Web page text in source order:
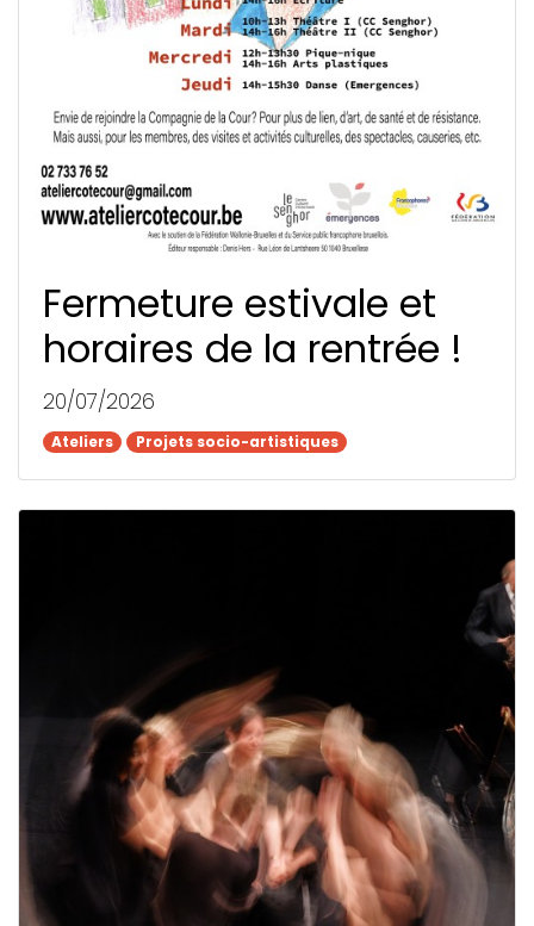
Ateliers Projets socio-artistiques
Fermeture estivale et
horaires de la rentrée !
20/07/2026
Ateliers Projets socio-artistiques